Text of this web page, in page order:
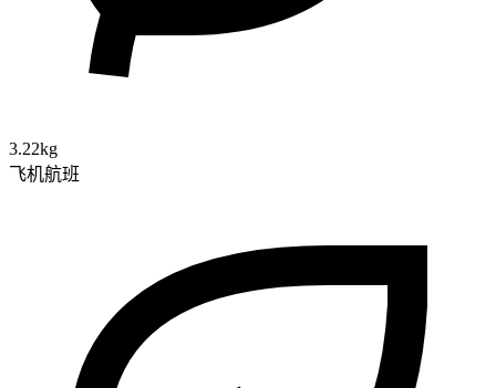
3.22kg
飞机航班